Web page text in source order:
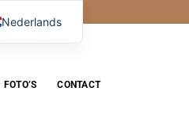
FOTO’S CONTACT
Nederlands